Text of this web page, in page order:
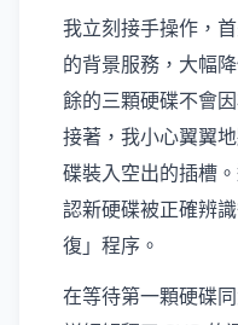
我立刻接手操作，
的背景服務，大幅
餘的三顆硬碟不會
接著，我小心翼翼
碟裝入空出的插槽
認新硬碟被正確辨
復」程序。
在等待第一顆硬碟